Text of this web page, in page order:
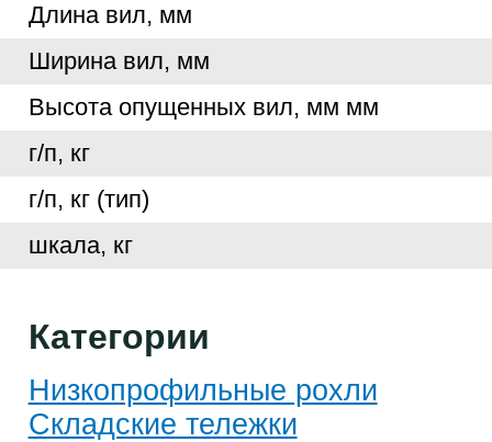
Длина вил, мм
Ширина вил, мм
Высота опущенных вил, мм мм
г/п, кг
г/п, кг (тип)
шкала, кг
Категории
Низкопрофильные рохли
Складские тележки